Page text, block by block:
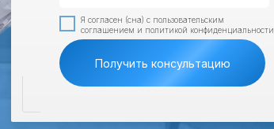
Получить консультацию
Я согласен (сна) с пользовательским
соглашением и политикой конфиденциальности